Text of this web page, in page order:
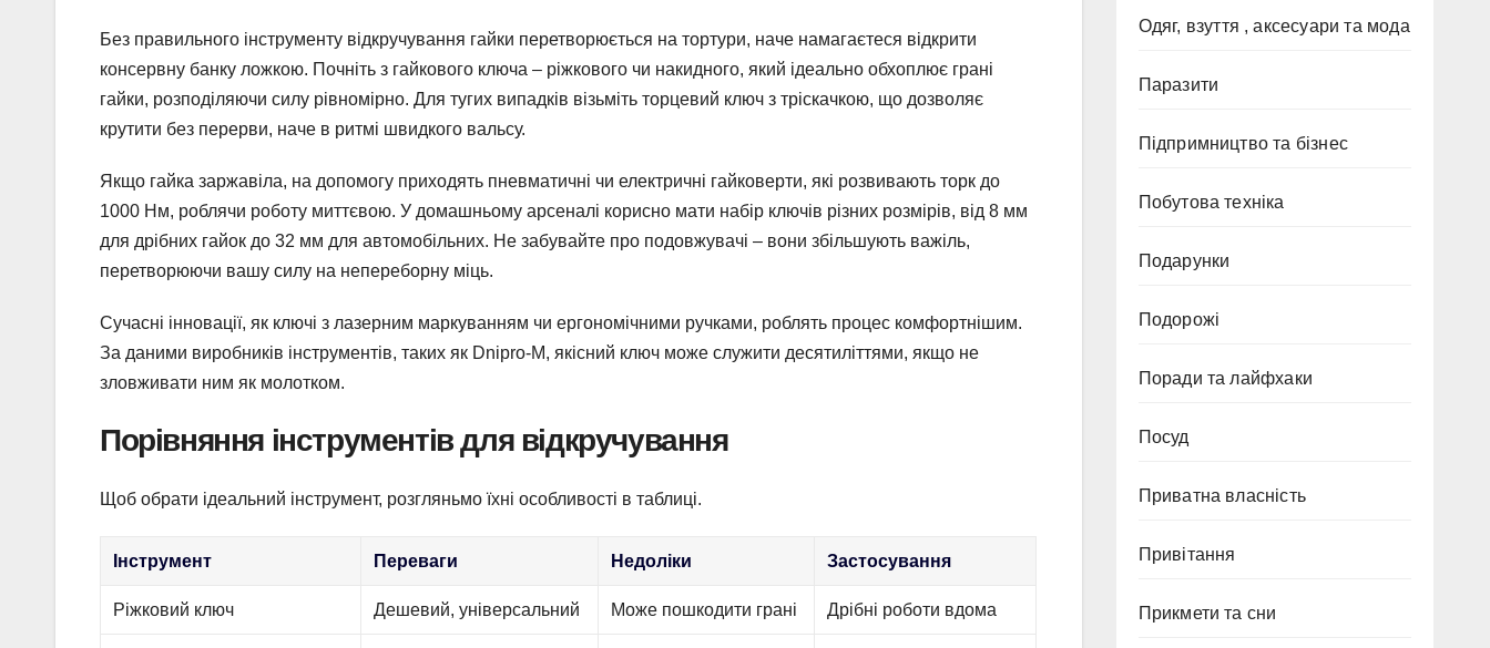
Без правильного інструменту відкручування гайки перетворюється на тортури, наче намагаєтеся відкрити
консервну банку ложкою. Почніть з гайкового ключа – ріжкового чи накидного, який ідеально обхоплює грані
гайки, розподіляючи силу рівномірно. Для тугих випадків візьміть торцевий ключ з тріскачкою, що дозволяє
крутити без перерви, наче в ритмі швидкого вальсу.
Якщо гайка заржавіла, на допомогу приходять пневматичні чи електричні гайковерти, які розвивають торк до
1000 Нм, роблячи роботу миттєвою. У домашньому арсеналі корисно мати набір ключів різних розмірів, від 8 мм
для дрібних гайок до 32 мм для автомобільних. Не забувайте про подовжувачі – вони збільшують важіль,
перетворюючи вашу силу на непереборну міць.
Сучасні інновації, як ключі з лазерним маркуванням чи ергономічними ручками, роблять процес комфортнішим.
За даними виробників інструментів, таких як Dnipro-M, якісний ключ може служити десятиліттями, якщо не
зловживати ним як молотком.
Порівняння інструментів для відкручування
Щоб обрати ідеальний інструмент, розгляньмо їхні особливості в таблиці.
Інструмент Переваги Недоліки Застосування
Ріжковий ключ Дешевий, універсальний Може пошкодити грані Дрібні роботи вдома
Одяг, взуття , аксесуари та мода
Паразити
Підпримництво та бізнес
Побутова техніка
Подарунки
Подорожі
Поради та лайфхаки
Посуд
Приватна власність
Привітання
Прикмети та сни